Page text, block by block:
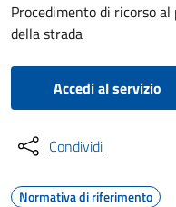
Procedimento di ricorso
della strada
Accedi al servizio
Condividi
Normativa di riferimento